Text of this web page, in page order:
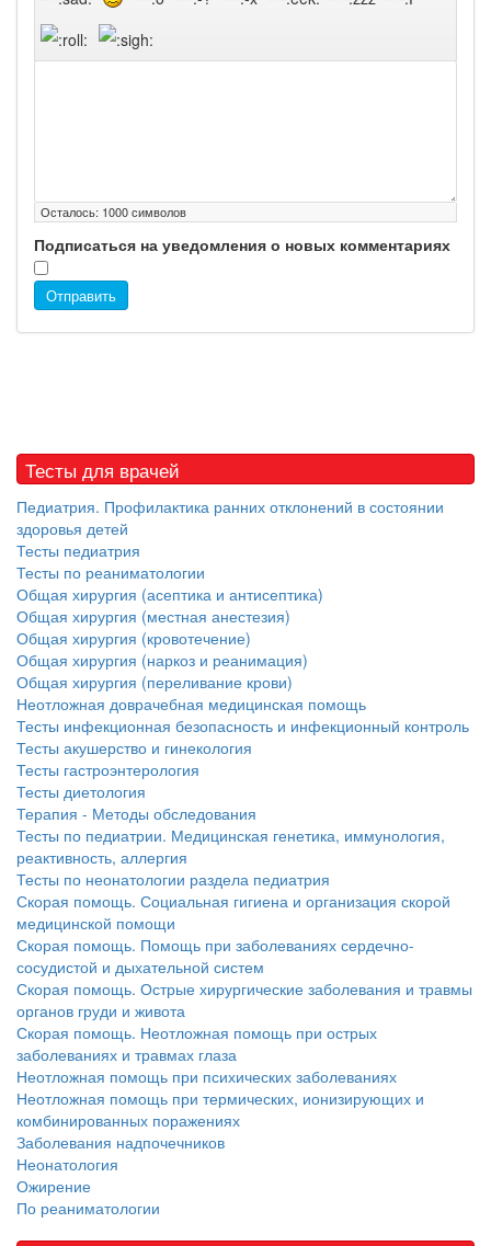
Осталось: 1000символов
Подписаться на уведомления о новых комментариях
Отправить
Тесты для врачей
Педиатрия. Профилактика ранних отклонений в состоянии
здоровья детей
Тесты педиатрия
Тесты по реаниматологии
Общая хирургия (асептика и антисептика)
Общая хирургия (местная анестезия)
Общая хирургия (кровотечение)
Общая хирургия (наркоз и реанимация)
Общая хирургия (переливание крови)
Неотложная доврачебная медицинская помощь
Тесты инфекционная безопасность и инфекционный контроль
Тесты акушерство и гинекология
Тесты гастроэнтерология
Тесты диетология
Терапия - Методы обследования
Тесты по педиатрии. Медицинская генетика, иммунология,
реактивность, аллергия
Тесты по неонатологии раздела педиатрия
Скорая помощь. Социальная гигиена и организация скорой
медицинской помощи
Скорая помощь. Помощь при заболеваниях сердечно-
сосудистой и дыхательной систем
Скорая помощь. Острые хирургические заболевания и травмы
органов груди и живота
Скорая помощь. Неотложная помощь при острых
заболеваниях и травмах глаза
Неотложная помощь при психических заболеваниях
Неотложная помощь при термических, ионизирующих и
комбинированных поражениях
Заболевания надпочечников
Неонатология
Ожирение
По реаниматологии